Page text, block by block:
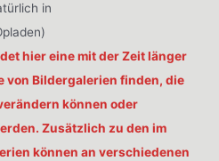
in
hier eine mit der Zeit länger
von Bildergalerien finden, die
können oder
Zusätzlich zu den im
können an verschiedenen